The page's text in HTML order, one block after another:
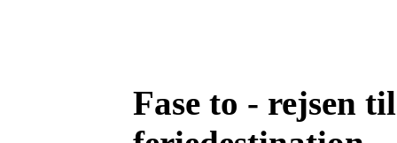
Fase to - rejsen